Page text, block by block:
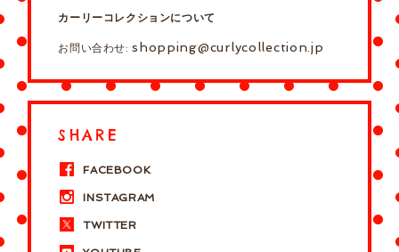
カーリーコレクションについて
お問い合わせ:shopping@curlycollection.jp
SHARE
FACEBOOK
INSTAGRAM
TWITTER